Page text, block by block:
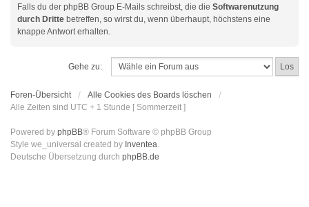
Falls du der phpBB Group E-Mails schreibst, die die Softwarenutzung
durch Dritte betreffen, so wirst du, wenn überhaupt, höchstens eine
knappe Antwort erhalten.
Gehe zu:
Foren-Übersicht
Alle Cookies des Boards löschen
Alle Zeiten sind UTC + 1 Stunde [ Sommerzeit ]
Powered by phpBB® Forum Software © phpBB Group
Style we_universal created by Inventea.
Deutsche Übersetzung durch phpBB.de